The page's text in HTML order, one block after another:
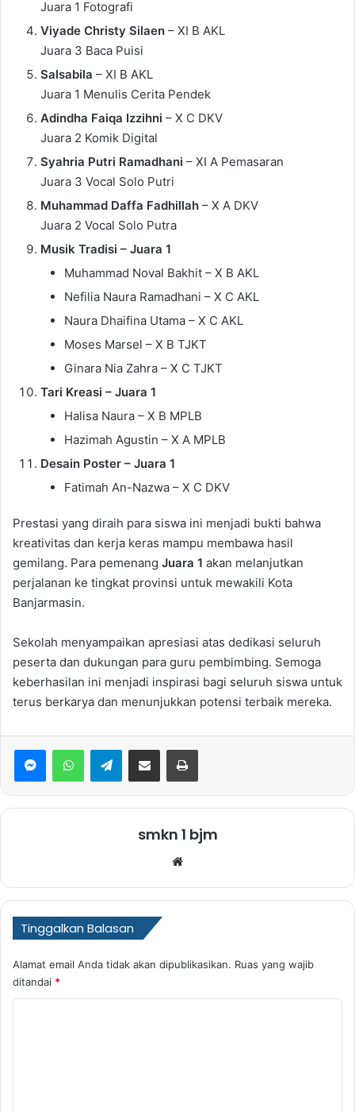
Juara 1 Fotografi
Viyade Christy Silaen – XI B AKL
Juara 3 Baca Puisi
Salsabila – XI B AKL
Juara 1 Menulis Cerita Pendek
Adindha Faiqa Izzihni – X C DKV
Juara 2 Komik Digital
Syahria Putri Ramadhani – XI A Pemasaran
Juara 3 Vocal Solo Putri
Muhammad Daffa Fadhillah – X A DKV
Juara 2 Vocal Solo Putra
Musik Tradisi – Juara 1
Muhammad Noval Bakhit – X B AKL
Nefilia Naura Ramadhani – X C AKL
Naura Dhaifina Utama – X C AKL
Moses Marsel – X B TJKT
Ginara Nia Zahra – X C TJKT
Tari Kreasi – Juara 1
Halisa Naura – X B MPLB
Hazimah Agustin – X A MPLB
Desain Poster – Juara 1
Fatimah An-Nazwa – X C DKV
Prestasi yang diraih para siswa ini menjadi bukti bahwa
kreativitas dan kerja keras mampu membawa hasil
gemilang. Para pemenang Juara 1 akan melanjutkan
perjalanan ke tingkat provinsi untuk mewakili Kota
Banjarmasin.
Sekolah menyampaikan apresiasi atas dedikasi seluruh
peserta dan dukungan para guru pembimbing. Semoga
keberhasilan ini menjadi inspirasi bagi seluruh siswa untuk
terus berkarya dan menunjukkan potensi terbaik mereka.
WhatsAppTelegramBagikan via Email Print
smkn 1 bjm
Tinggalkan Balasan
Alamat email Anda tidak akan dipublikasikan. Ruas yang wajib
ditandai *